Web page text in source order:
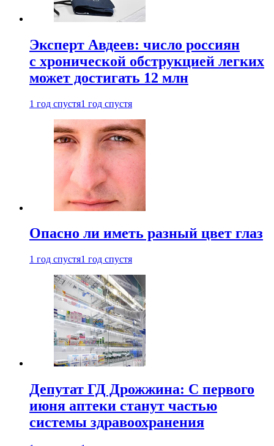
Эксперт Авдеев: число россиян
с хронической обструкцией легких
может достигать 12 млн
1 год спустя1 год спустя
Опасно ли иметь разный цвет глаз
1 год спустя1 год спустя
Депутат ГД Дрожжина: С первого
июня аптеки станут частью
системы здравоохранения